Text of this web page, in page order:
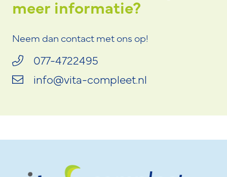
meer informatie?
Neem dan contact met ons op!
077-4722495
info@vita-compleet.nl